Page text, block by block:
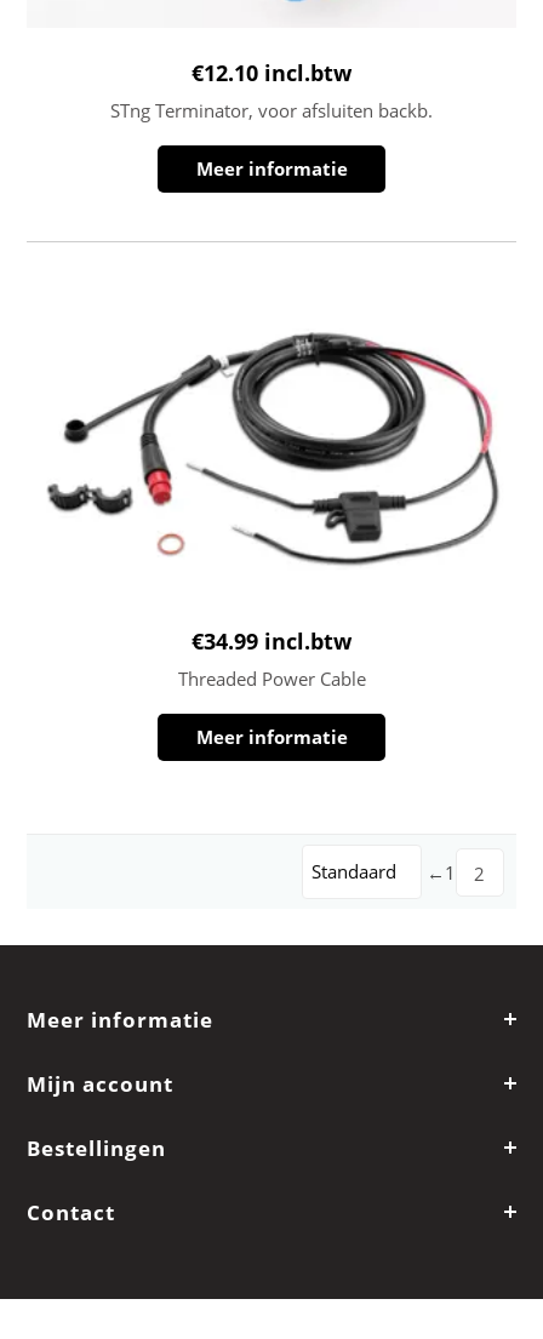
€12.10 incl.btw
STng Terminator, voor afsluiten backb.
Meer informatie
€34.99 incl.btw
Threaded Power Cable
Meer informatie
Standaard ← 1 2
Meer informatie
Mijn account
Bestellingen
Contact